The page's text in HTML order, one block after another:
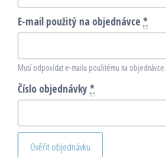
E-mail použitý na objednávce *
Musí odpovídat e-mailu použitému na objednávce.
Číslo objednávky *
Ověřit objednávku